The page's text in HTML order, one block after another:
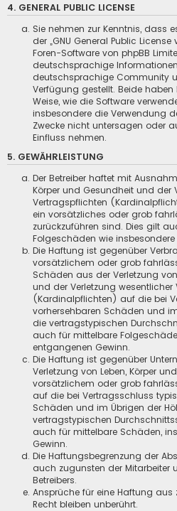
4. GENERAL PUBLIC LICENSE
Sie nehmen zur Kenntnis, dass
der „GNU General Public License
Foren-Software von phpBB
deutschsprachige
deutschsprachige Community
Verfügung gestellt. Beide
Weise, wie die Software
insbesondere die Verwendung
Zwecke nicht untersagen oder
Einfluss nehmen.
5. GEWÄHRLEISTUNG
Der Betreiber haftet mit
Körper und Gesundheit und der
Vertragspflichten
ein vorsätzliches oder grob
zurückzuführen sind. Dies gilt
Folgeschäden wie
Die Haftung ist gegenüber
vorsätzlichem oder grob
Schäden aus der Verletzung
und der Verletzung wesentlicher
(Kardinalpflichten) auf die bei
vorhersehbaren Schäden und
die vertragstypischen
auch für mittelbare
entgangenen Gewinn.
Die Haftung ist gegenüber
Verletzung von Leben, Körper
vorsätzlichem oder grob
auf die bei Vertragsschluss
Schäden und im Übrigen der
vertragstypischen
auch für mittelbare Schäden,
Gewinn.
Die Haftungsbegrenzung der
auch zugunsten der Mitarbeiter
Betreibers.
Ansprüche für eine Haftung
Recht bleiben unberührt.